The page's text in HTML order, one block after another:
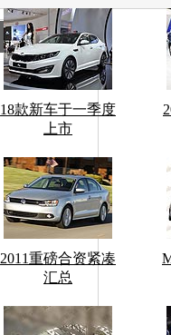
18款新车于一季度
上市
2011重磅合资紧凑
汇总